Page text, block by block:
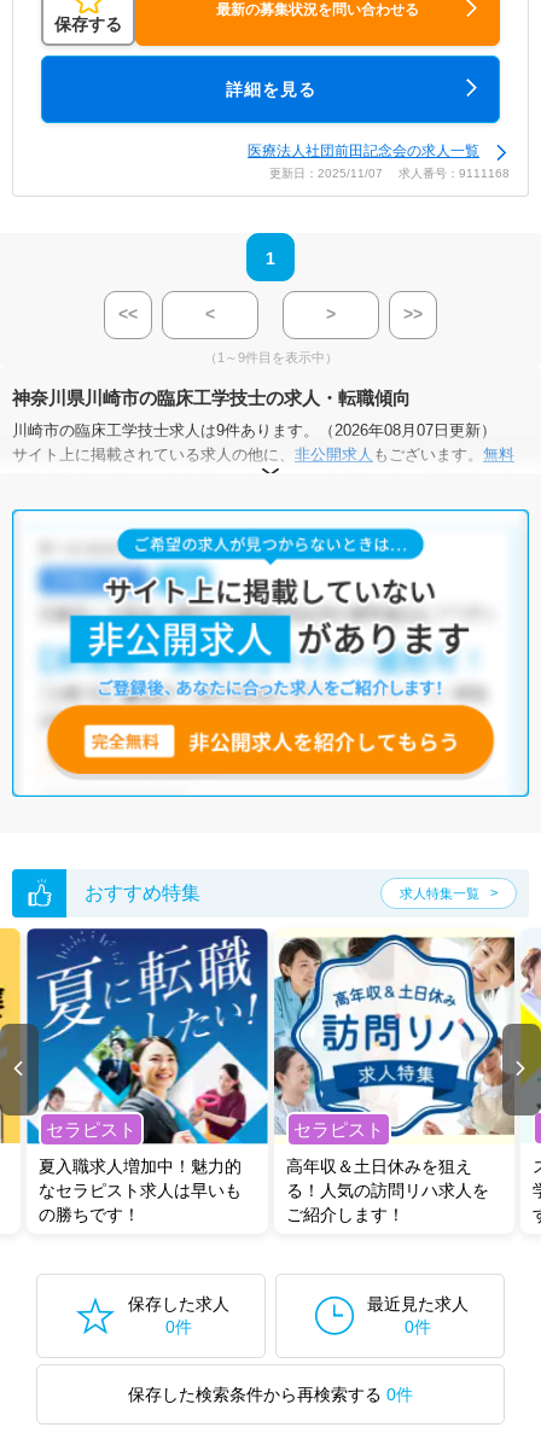
保存する
最新の募集状況を問い合わせる
詳細を見る
医療法人社団前田記念会の求人一覧
更新日：2025/11/07 求人番号：9111168
1
<< < > >>
（1～9件目を表示中）
神奈川県川崎市の臨床工学技士の求人・転職傾向
川崎市の臨床工学技士求人は9件あります。（2026年08月07日更新）
サイト上に掲載されている求人の他に、 非公開求人 もございます。 無料
にお申し込みいただくと、全求人からご希望条件に合
川崎市の臨床工学技士求人では以下のような条件が人気です。
土日祝休・積極採用中・ 残業少なめ 正社員(正職員)
・クリニック
他の条件でも人気の求人がございますので、「こだわり条件」から検索
いただくか、お気軽にお問い合わせください。
全国の臨床工学技士求人から検索いただくことも可能です。
無料転職支援サービス
にお申し込みいただくと、ご希望条件をヒアリン
グした上で求人をご提案いたします。
ご希望条件がまだ定まっていない方は人気の希望条件をピックアップし
い。
おすすめ特集 求人特集一覧
セラピスト
夏入職求人増加中！魅力的
なセラピスト求人は早いも
の勝ちです！
セラピスト
高年収＆土日休みを狙え
る！人気の訪問リハ求人を
ご紹介します！
保存した求人
0件
最近見た求人
0件
保存した検索条件から再検索する 0件